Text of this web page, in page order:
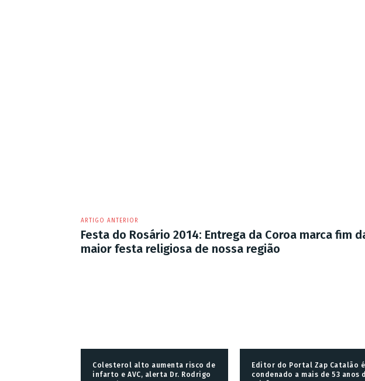
ARTIGO ANTERIOR
Festa do Rosário 2014: Entrega da Coroa marca fim
maior festa religiosa de nossa região
Colesterol alto aumenta risco de
infarto e AVC, alerta Dr. Rodrigo
Editor do Portal Zap Catalão é
condenado a mais de 53 anos